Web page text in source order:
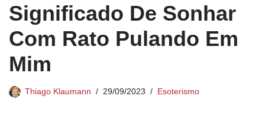
Significado De Sonhar
Com Rato Pulando Em
Mim
Thiago Klaumann 29/09/2023 Esoterismo